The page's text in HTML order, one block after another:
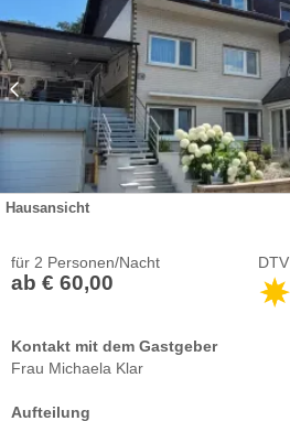
Hausansicht
für 2 Personen/Nacht
ab € 60,00
Kontakt mit dem Gastgeber
Frau Michaela Klar
Aufteilung